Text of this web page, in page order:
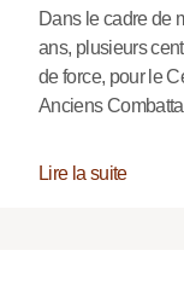
Dans le cadre de
ans, plusieurs
de force, pour le
Anciens
Lire la suite